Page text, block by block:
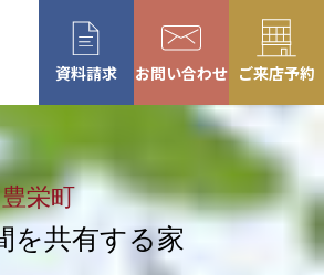
資料請求 お問い合わせ ご来店予約
栄町
を共有する家